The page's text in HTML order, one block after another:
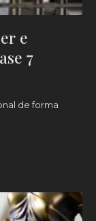
e
7
de forma